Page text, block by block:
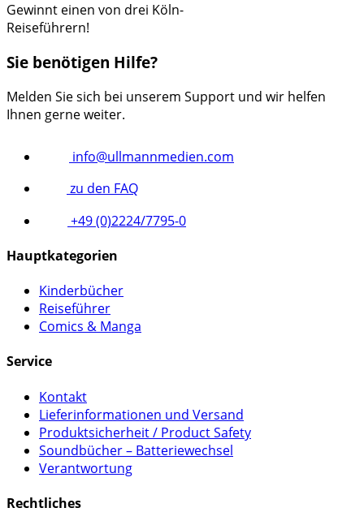
Gewinnt einen von drei Köln-
Reiseführern!
Sie benötigen Hilfe?
Melden Sie sich bei unserem Support und wir helfen
Ihnen gerne weiter.
info@ullmannmedien.com
zu den FAQ
+49 (0)2224/7795-0
Hauptkategorien
Kinderbücher
Reiseführer
Comics & Manga
Service
Kontakt
Lieferinformationen und Versand
Produktsicherheit / Product Safety
Soundbücher – Batteriewechsel
Verantwortung
Rechtliches